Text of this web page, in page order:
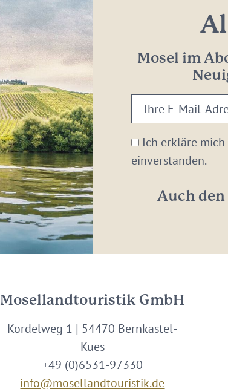
Mosel im
Ihre
E-
Mail-
Adresse:
Ich erkläre
einverstanden.
Auch den
Mosellandtouristik GmbH
Kordelweg 1 | 54470 Bernkastel-
Kues
+49 (0)6531-97330
info@mosellandtouristik.de